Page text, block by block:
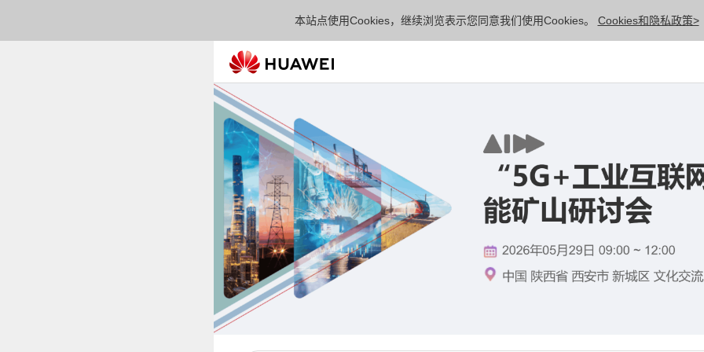
本站点使用Cookies，继续浏览表示您同意我们使用Cookies。 Cookies和隐私政策>